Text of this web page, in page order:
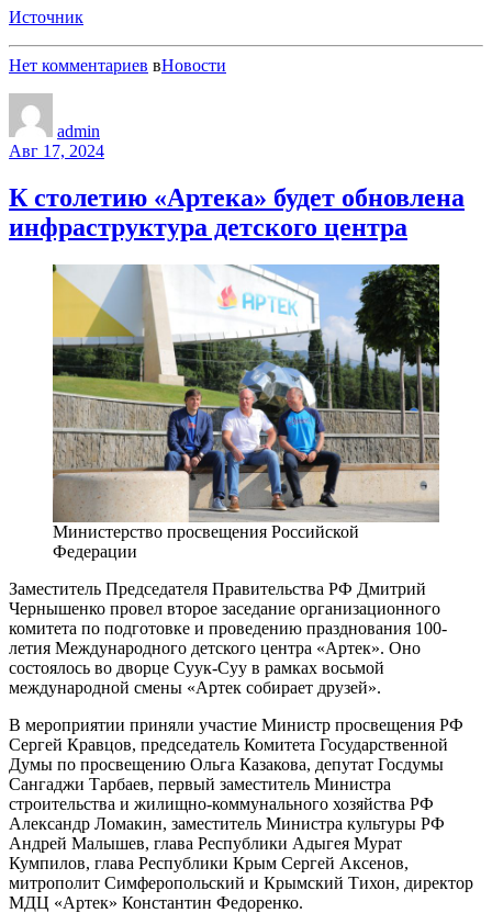
Источник
Нет комментариев вНовости
admin
Авг 17, 2024
К столетию «Артека» будет обновлена
инфраструктура детского центра
Министерство просвещения Российской
Федерации
Заместитель Председателя Правительства РФ Дмитрий
Чернышенко провел второе заседание организационного
комитета по подготовке и проведению празднования 100-
летия Международного детского центра «Артек». Оно
состоялось во дворце Суук-Суу в рамках восьмой
международной смены «Артек собирает друзей».
В мероприятии приняли участие Министр просвещения РФ
Сергей Кравцов, председатель Комитета Государственной
Думы по просвещению Ольга Казакова, депутат Госдумы
Сангаджи Тарбаев, первый заместитель Министра
строительства и жилищно-коммунального хозяйства РФ
Александр Ломакин, заместитель Министра культуры РФ
Андрей Малышев, глава Республики Адыгея Мурат
Кумпилов, глава Республики Крым Сергей Аксенов,
митрополит Симферопольский и Крымский Тихон, директор
МДЦ «Артек» Константин Федоренко.